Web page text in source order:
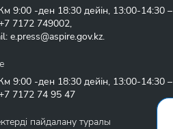
9:00 -ден 18:30 дейін, 13:00-14:30 –
7172 749002,
e.press@aspire.gov.kz.
9:00 -ден 18:30 дейін, 13:00-14:30 –
7172 74 95 47
пайдалану туралы